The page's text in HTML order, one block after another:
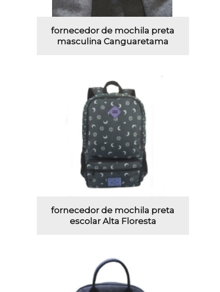
fornecedor de mochila preta
masculina Canguaretama
fornecedor de mochila preta
escolar Alta Floresta